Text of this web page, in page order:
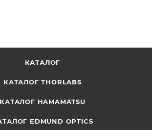
КАТАЛОГ
КАТАЛОГ THORLABS
КАТАЛОГ HAMAMATSU
EDMUND OPTICS